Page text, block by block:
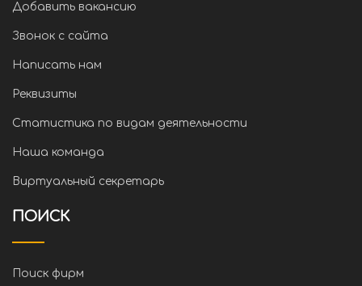
Добавить вакансию
Звонок с сайта
Написать нам
Реквизиты
Статистика по видам деятельности
Наша команда
Виртуальный секретарь
ПОИСК
Поиск фирм